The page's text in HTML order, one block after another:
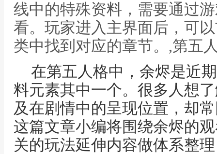
线中的特殊资料，需要通过
看。玩家进入主界面后，可
类中找到对应的章节。,第五
在第五人格中，余烬是近
料元素其中一个。很多人想
及在剧情中的呈现位置，却
这篇文章小编将围绕余烬的
关的玩法延伸内容做体系整